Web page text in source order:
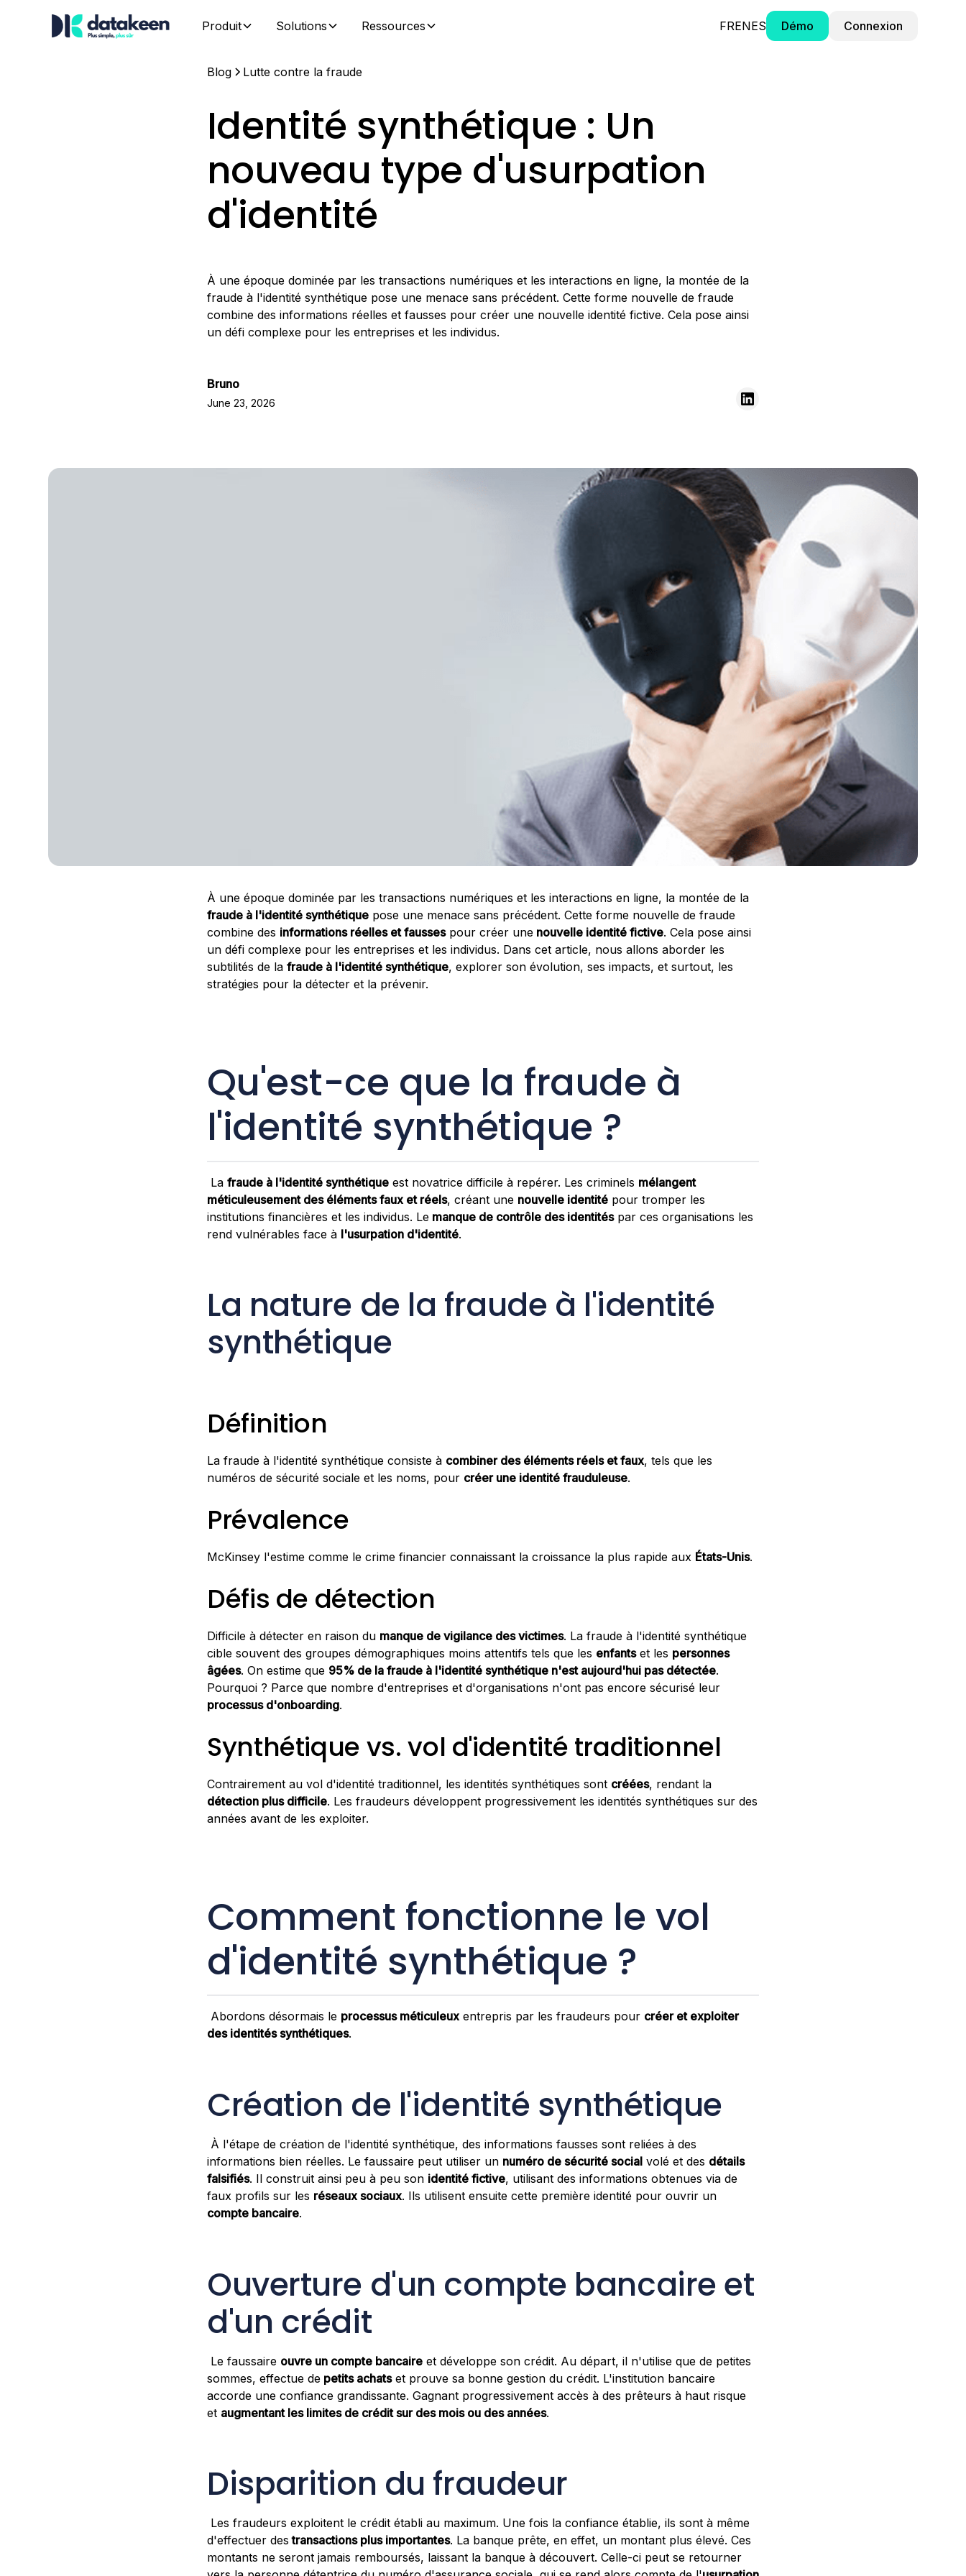
Produit Solutions Ressources FRENES Démo Connexion
Blog Lutte contre la fraude
Identité synthétique : Un
nouveau type d'usurpation
d'identité
À une époque dominée par les transactions numériques et les interactions en ligne, la montée de la
fraude à l'identité synthétique pose une menace sans précédent. Cette forme nouvelle de fraude
combine des informations réelles et fausses pour créer une nouvelle identité fictive. Cela pose ainsi
un défi complexe pour les entreprises et les individus.
Bruno
June 23, 2026
À une époque dominée par les transactions numériques et les interactions en ligne, la montée de la
fraude à l'identité synthétique pose une menace sans précédent. Cette forme nouvelle de fraude
combine des informations réelles et faussespour créer une nouvelle identité fictive. Cela pose ainsi
un défi complexe pour les entreprises et les individus. Dans cet article, nous allons aborder les
subtilités de la fraude à l'identité synthétique, explorer son évolution, ses impacts, et surtout, les
stratégies pour la détecter et la prévenir.
Qu'est-ce que la fraude à
l'identité synthétique ?
La fraude à l'identité synthétique est novatrice difficile à repérer. Les criminels mélangent
méticuleusement des éléments faux et réels, créant une nouvelle identité pour tromper les
institutions financières et les individus. Le manque de contrôle des identitéspar ces organisations les
rend vulnérables face à l'usurpation d'identité.
La nature de la fraude à l'identité
synthétique
Définition
La fraude à l'identité synthétique consiste à combiner des éléments réels et faux, tels que les
numéros de sécurité sociale et les noms, pour créer une identité frauduleuse.
Prévalence
McKinsey l'estime comme le crime financier connaissant la croissance la plus rapide aux États-Unis.
Défis de détection
Difficile à détecter en raison du manque de vigilance des victimes. La fraude à l'identité synthétique
cible souvent des groupes démographiques moins attentifs tels que les enfantset les personnes
âgées. On estime que 95% de la fraude à l'identité synthétique n'est aujourd'hui pas détectée.
Pourquoi ? Parce que nombre d'entreprises et d'organisations n'ont pas encore sécurisé leur
processus d'onboarding.
Synthétique vs. vol d'identité traditionnel
Contrairement au vol d'identité traditionnel, les identités synthétiques sont créées, rendant la
détection plus difficile. Les fraudeurs développent progressivement les identités synthétiques sur des
années avant de les exploiter.
Comment fonctionne le vol
d'identité synthétique ?
Abordons désormais le processus méticuleux entrepris par les fraudeurs pour créer et exploiter
des identités synthétiques.
Création de l'identité synthétique
À l'étape de création de l'identité synthétique, des informations fausses sont reliées à des
informations bien réelles. Le faussaire peut utiliser un numéro de sécurité social volé et des détails
falsifiés. Il construit ainsi peu à peu son identité fictive, utilisant des informations obtenues via de
faux profils sur les réseaux sociaux. Ils utilisent ensuite cette première identité pour ouvrir un
compte bancaire.
Ouverture d'un compte bancaire et
d'un crédit
Le faussaire ouvre un compte bancaire et développe son crédit. Au départ, il n'utilise que de petites
sommes, effectue de petits achatset prouve sa bonne gestion du crédit. L'institution bancaire
accorde une confiance grandissante. Gagnant progressivement accès à des prêteurs à haut risque
et augmentant les limites de crédit sur des mois ou des années.
Disparition du fraudeur
Les fraudeurs exploitent le crédit établi au maximum. Une fois la confiance établie, ils sont à même
d'effectuer des transactions plus importantes. La banque prête, en effet, un montant plus élevé. Ces
montants ne seront jamais remboursés, laissant la banque à découvert. Celle-ci peut se retourner